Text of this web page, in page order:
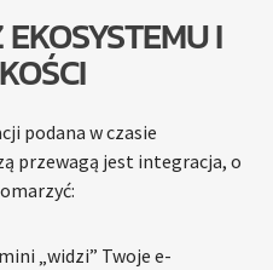
I
podana w czasie
przewagą jest integracja, o
„widzi” Twoje e-